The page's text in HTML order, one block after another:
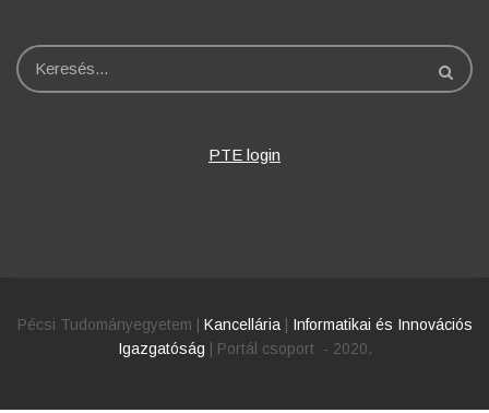
Keresés
PTE login
Pécsi Tudományegyetem | Kancellária| Informatikai és Innovációs
Igazgatóság | Portál csoport - 2020.